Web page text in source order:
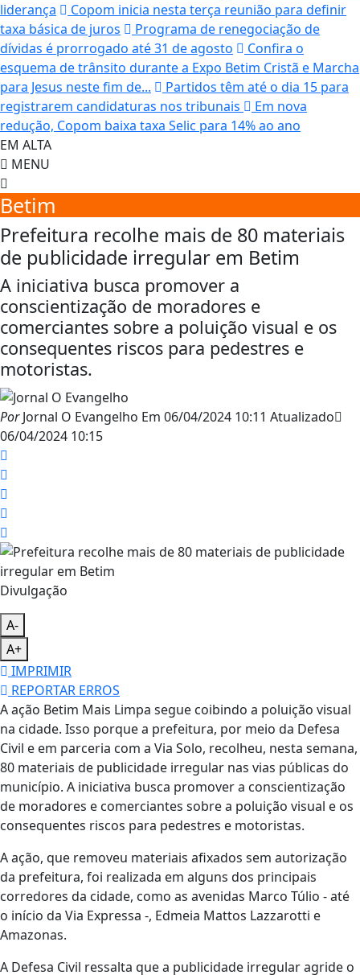
liderança
Copom inicia nesta terça reunião para definir
taxa básica de juros
Programa de renegociação de
dívidas é prorrogado até 31 de agosto
Confira o
esquema de trânsito durante a Expo Betim Cristã e Marcha
para Jesus neste fim de...
Partidos têm até o dia 15 para
registrarem candidaturas nos tribunais
Em nova
redução, Copom baixa taxa Selic para 14% ao ano
EM ALTA
MENU
Betim
Prefeitura recolhe mais de 80 materiais
de publicidade irregular em Betim
A iniciativa busca promover a
conscientização de moradores e
comerciantes sobre a poluição visual e os
consequentes riscos para pedestres e
motoristas.
PorJornal O Evangelho Em 06/04/2024 10:11 Atualizado
06/04/2024 10:15
Divulgação
A-
A+
IMPRIMIR
REPORTAR ERROS
A ação Betim Mais Limpa segue coibindo a poluição visual
na cidade. Isso porque a prefeitura, por meio da Defesa
Civil e em parceria com a Via Solo, recolheu, nesta semana,
80 materiais de publicidade irregular nas vias públicas do
município. A iniciativa busca promover a conscientização
de moradores e comerciantes sobre a poluição visual e os
consequentes riscos para pedestres e motoristas.
A ação, que removeu materiais afixados sem autorização
da prefeitura, foi realizada em alguns dos principais
corredores da cidade, como as avenidas Marco Túlio - até
o início da Via Expressa -, Edmeia Mattos Lazzarotti e
Amazonas.
A Defesa Civil ressalta que a publicidade irregular agride o